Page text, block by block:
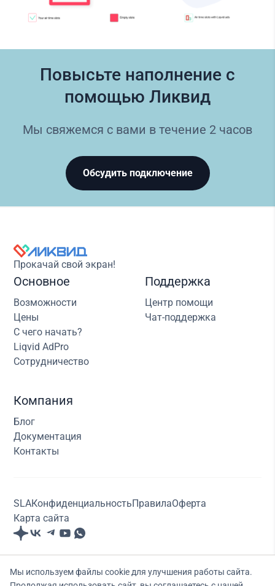
Повысьте наполнение с
помощью Ликвид
Мы свяжемся с вами в течение 2 часов
Обсудить подключение
Прокачай свой экран!
Основное
Возможности
Цены
С чего начать?
Liqvid AdPro
Сотрудничество
Поддержка
Центр помощи
Чат-поддержка
Компания
Блог
Документация
Контакты
SLAКонфиденциальностьПравилаОферта
Карта сайта
© ООО "Ликвид Рус"., Все права защищены. 2020-
2026
Мы используем файлы cookie для улучшения работы сайта.